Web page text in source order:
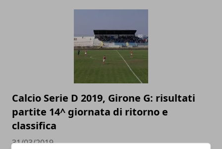
Calcio Serie D 2019, Girone G: risultati
partite 14^ giornata di ritorno e
classifica
31/03/2019